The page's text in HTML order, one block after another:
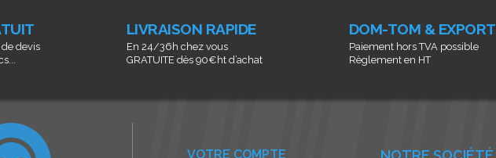
devis
LIVRAISON RAPIDE
En 24/36h chez vous
GRATUITE dès 90€ht d’achat
DOM-TOM & EXPORT
Paiement hors TVA possible
Règlement en HT
VOTRE COMPTE